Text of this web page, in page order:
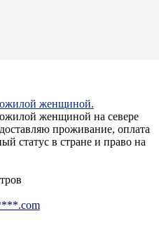
женщиной.
женщиной на севере
проживание, оплата
статус в стране и право на